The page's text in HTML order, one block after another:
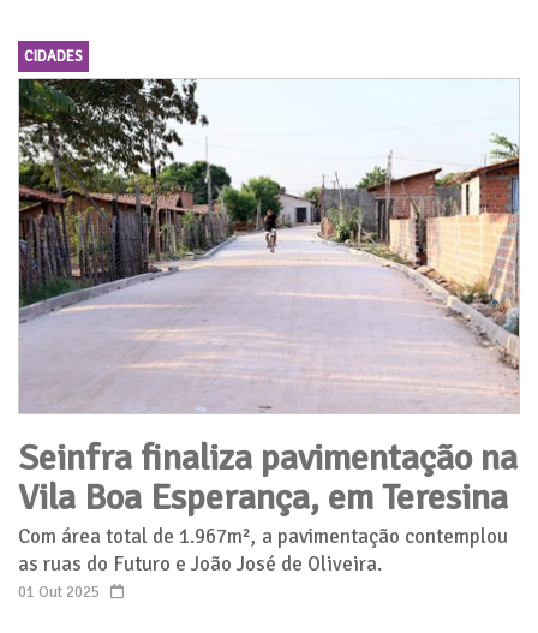
CIDADES
Seinfra finaliza pavimentação na
Vila Boa Esperança, em Teresina
Com área total de 1.967m², a pavimentação contemplou
as ruas do Futuro e João José de Oliveira.
01 Out 2025